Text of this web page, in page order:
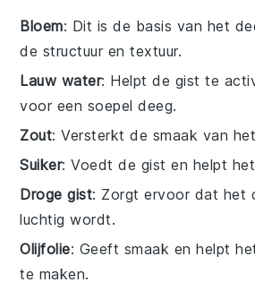
Bloem: Dit is de basis van het
de structuur en textuur.
Lauw water: Helpt de gist te
voor een soepel deeg.
Zout: Versterkt de smaak van
Suiker: Voedt de gist en helpt
Droge gist: Zorgt ervoor dat het
luchtig wordt.
Olijfolie: Geeft smaak en helpt
te maken.